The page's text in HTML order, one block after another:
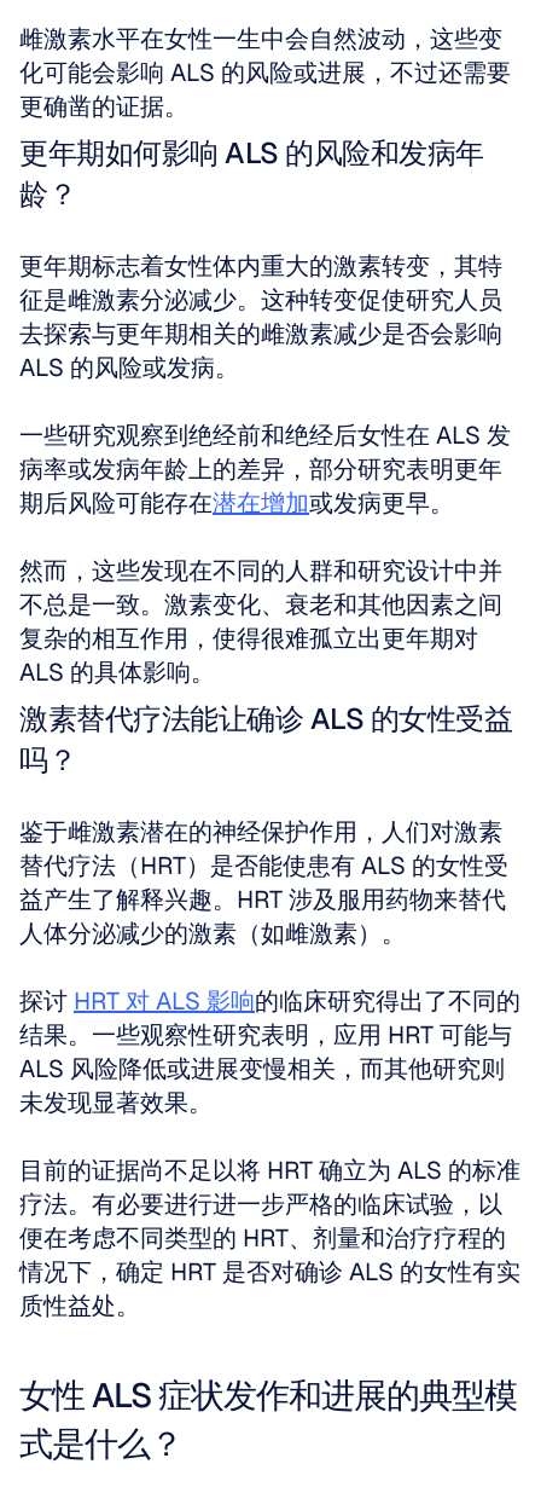
雌激素水平在女性一生中会自然波动，这些变
化可能会影响 ALS 的风险或进展，不过还需要
更确凿的证据。
更年期如何影响 ALS 的风险和发病年
龄？
更年期标志着女性体内重大的激素转变，其特
征是雌激素分泌减少。这种转变促使研究人员
去探索与更年期相关的雌激素减少是否会影响
ALS 的风险或发病。
一些研究观察到绝经前和绝经后女性在 ALS 发
病率或发病年龄上的差异，部分研究表明更年
期后风险可能存在潜在增加或发病更早。
然而，这些发现在不同的人群和研究设计中并
不总是一致。激素变化、衰老和其他因素之间
复杂的相互作用，使得很难孤立出更年期对
ALS 的具体影响。
激素替代疗法能让确诊 ALS 的女性受益
吗？
鉴于雌激素潜在的神经保护作用，人们对激素
替代疗法（HRT）是否能使患有 ALS 的女性受
益产生了解释兴趣。HRT 涉及服用药物来替代
人体分泌减少的激素（如雌激素）。
探讨 HRT 对 ALS 影响的临床研究得出了不同的
结果。一些观察性研究表明，应用 HRT 可能与
ALS 风险降低或进展变慢相关，而其他研究则
未发现显著效果。
目前的证据尚不足以将 HRT 确立为 ALS 的标准
疗法。有必要进行进一步严格的临床试验，以
便在考虑不同类型的 HRT、剂量和治疗疗程的
情况下，确定 HRT 是否对确诊 ALS 的女性有实
质性益处。
女性 ALS 症状发作和进展的典型模
式是什么？